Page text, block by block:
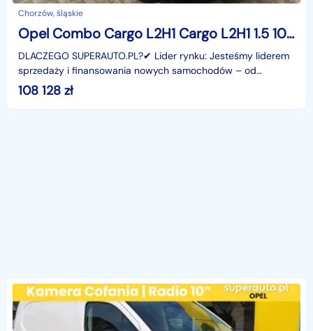
Chorzów, śląskie
Opel Combo Cargo L2H1 Cargo L2H1 1.5 100KM
DLACZEGO SUPERAUTO.PL?✔ Lider rynku: Jesteśmy liderem
sprzedaży i finansowania nowych samochodów – od
osobowych, przez dostawcze, po segment premium.✔
Zaufanie
108 128 zł